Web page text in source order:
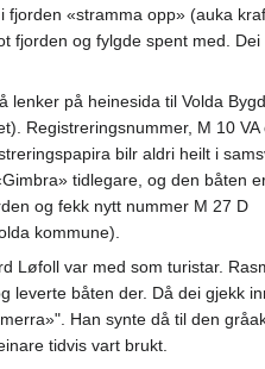
fjorden «stramma opp» (auka
fjorden og fylgde spent med. Dei
lenker på heinesida til Volda
Registreringsnummer, M 10 VA
bilr aldri heilt i
tidlegare, og den båten
og fekk nytt nummer M 27 D
kommune).
Løfoll var med som turistar.
leverte båten der. Då dei gjekk
Han synte då til den
tidvis vart brukt.